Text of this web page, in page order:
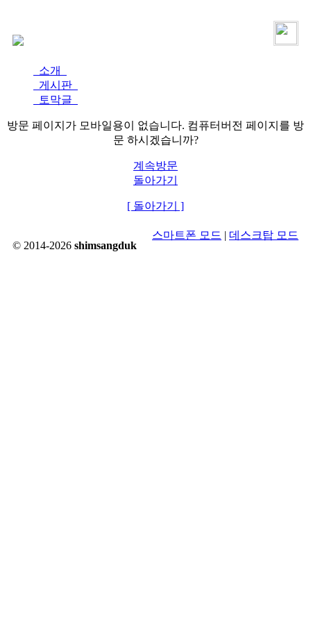
소개
게시판
토막글
방문 페이지가 모바일용이 없습니다. 컴퓨터버전 페이지를 방
문 하시겠습니까?
계속방문
돌아가기
[ 돌아가기 ]
© 2014-2026 shimsangduk
스마트폰 모드 | 데스크탑 모드